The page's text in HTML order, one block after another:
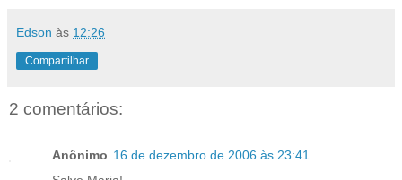
Edson às 12:26
Compartilhar
2 comentários:
Anônimo 16 de dezembro de 2006 às 23:41